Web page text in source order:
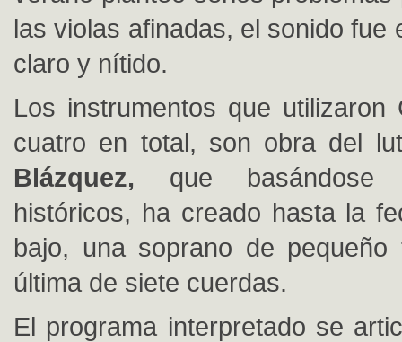
las violas afinadas, el sonido fue
claro y nítido.
Los instrumentos que utilizaron
cuatro en total, son obra del
Blázquez, que basándose
históricos, ha creado hasta la
bajo, una soprano de
última de siete cuerdas.
El programa interpretado se